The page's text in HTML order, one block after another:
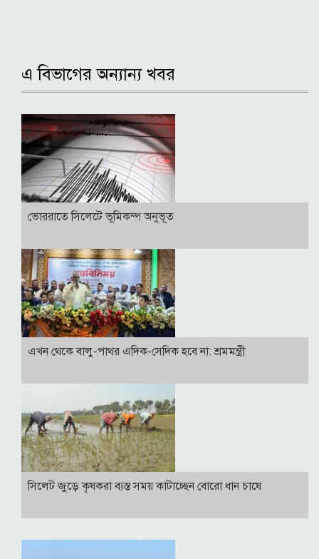
এ বিভাগের অন্যান্য খবর
ভোররাতে সিলেটে ভূমিকম্প অনুভূত
এখন থেকে বালু-পাথর এদিক-সেদিক হবে না: শ্রমমন্ত্রী
সিলেট জুড়ে কৃষকরা ব্যস্ত সময় কাটাচ্ছেন বোরো ধান চাষে